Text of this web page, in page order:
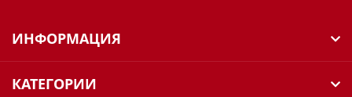
ИНФОРМАЦИЯ
КАТЕГОРИИ